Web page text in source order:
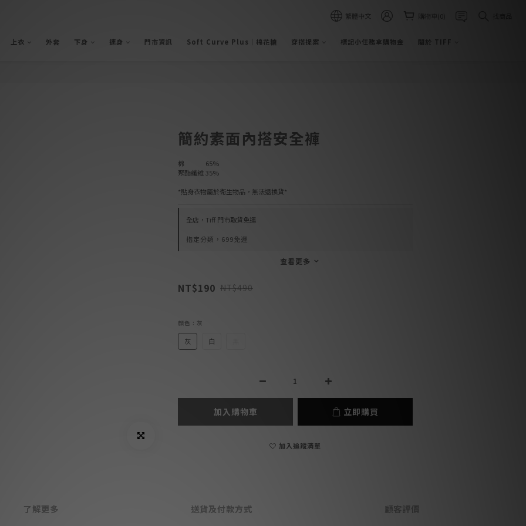
繁體中文 購物車(0)
上衣 外套 下身 連身 門市資訊 Soft Curve Plus｜棉花糖 穿搭提案 標記小任務拿購物金 關於 TIFF
簡約素面內搭安全褲
棉            65%
聚酯纖維 35%
*貼身衣物屬於衛生物品，無法退換貨*
全店，Tiff 門市取貨免運
指定分類，699免運
查看更多
NT$190 NT$490
顏色 : 灰
灰 白
加入購物車 立即購買
加入追蹤清單
了解更多 送貨及付款方式 顧客評價
立即購買